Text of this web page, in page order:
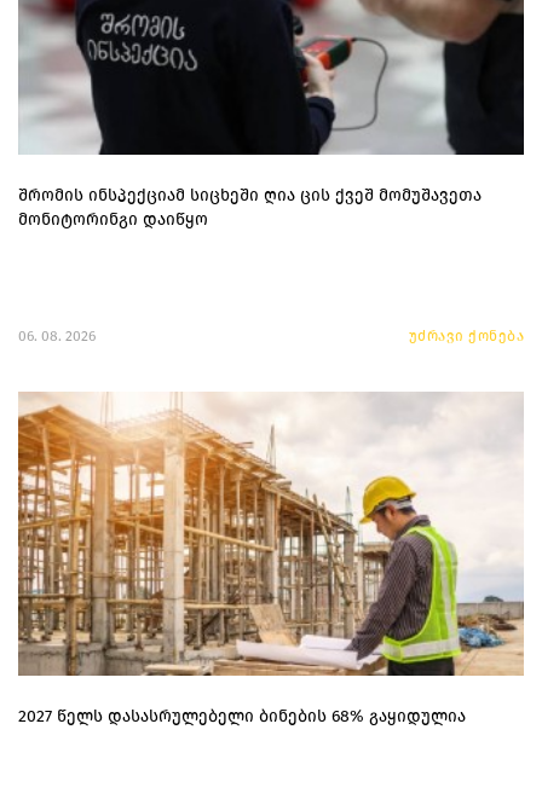
შრომის ინსპექციამ სიცხეში ღია ცის ქვეშ მომუშავეთა
მონიტორინგი დაიწყო
06. 08. 2026 უძრავი ქონება
2027 წელს დასასრულებელი ბინების 68% გაყიდულია